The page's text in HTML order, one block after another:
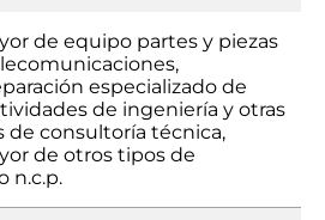
de equipo partes y piezas
especializado de
de ingeniería y otras
de consultoría técnica,
de otros tipos de
n.c.p.